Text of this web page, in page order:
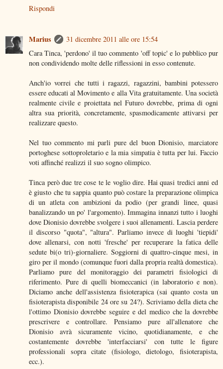
Rispondi
Marius
31 dicembre 2011 alle ore 15:54
Cara Tinca, 'perdono' il tuo commento 'off topic' e lo pubblico pur
non condividendo molte delle riflessioni in esso contenute.
Anch'io vorrei che tutti i ragazzi, ragazzini, bambini potessero
essere educati al Movimento e alla Vita gratuitamente. Una società
realmente civile e proiettata nel Futuro dovrebbe, prima di ogni
altra sua priorità, concretamente, spasmodicamente attivarsi per
realizzare questo.
Nel tuo commento mi parli pure del buon Dionisio, marciatore
portoghese sottoproletario e la mia simpatia è tutta per lui. Faccio
voti affinché realizzi il suo sogno olimpico.
Tinca però due tre cose te le voglio dire. Hai quasi tredici anni ed
è giusto che tu sappia quanto può costare la preparazione olimpica
di un atleta con ambizioni da podio (per grandi linee, quasi
banalizzando un po' l'argomento). Immagina innanzi tutto i luoghi
dove Dionisio dovrebbe svolgere i suoi allenamenti. Lascia perdere
il discorso "quota", "altura". Parliamo invece di luoghi 'tiepidi'
dove allenarsi, con notti 'fresche' per recuperare la fatica delle
sedute bi(o tri)-giornaliere. Soggiorni di quattro-cinque mesi, in
giro per il mondo (comunque fuori dalla propria realtà domestica).
Parliamo pure del monitoraggio dei parametri fisiologici di
riferimento. Pure di quelli biomeccanici (in laboratorio e non).
Diciamo anche dell'assistenza fisioterapica (sai quanto costa un
fisioterapista disponibile 24 ore su 24?). Scriviamo della dieta che
l'ottimo Dionisio dovrebbe seguire e del medico che la dovrebbe
prescrivere e controllare. Pensiamo pure all'allenatore che
Dionisio avrà sicuramente vicino, quotidianamente, e che
costantemente dovrebbe 'interfacciarsi' con tutte le figure
professionali sopra citate (fisiologo, dietologo, fisioterapista,
ecc.).